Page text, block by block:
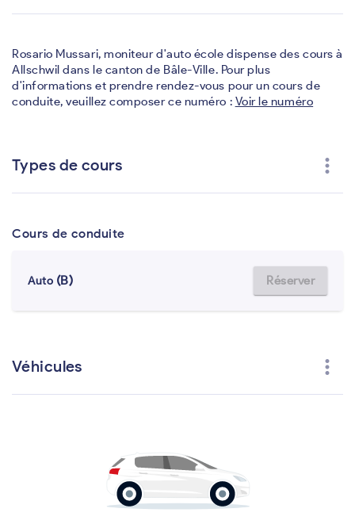
Rosario Mussari, moniteur d'auto école dispense des cours à
Allschwil dans le canton de Bâle-Ville. Pour plus
d'informations et prendre rendez-vous pour un cours de
conduite, veuillez composer ce numéro : Voir le numéro
Types de cours more_vert
Cours de conduite
Auto (B) Réserver
Véhicules more_vert